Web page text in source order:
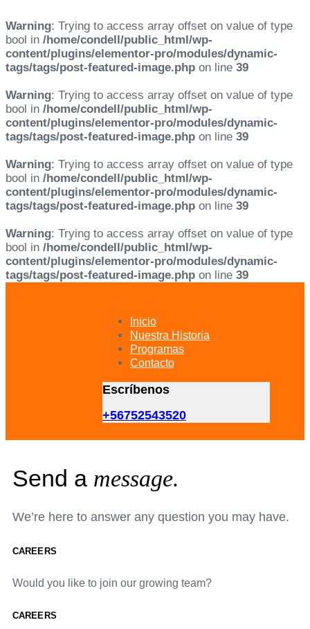
Warning: Trying to access array offset on value of type
bool in /home/condell/public_html/wp-
content/plugins/elementor-pro/modules/dynamic-
tags/tags/post-featured-image.php on line 39
Warning: Trying to access array offset on value of type
bool in /home/condell/public_html/wp-
content/plugins/elementor-pro/modules/dynamic-
tags/tags/post-featured-image.php on line 39
Warning: Trying to access array offset on value of type
bool in /home/condell/public_html/wp-
content/plugins/elementor-pro/modules/dynamic-
tags/tags/post-featured-image.php on line 39
Warning: Trying to access array offset on value of type
bool in /home/condell/public_html/wp-
content/plugins/elementor-pro/modules/dynamic-
tags/tags/post-featured-image.php on line 39
Inicio
Nuestra Historia
Programas
Contacto
Escríbenos
+56752543520
Send a message.
We’re here to answer any question you may have.
CAREERS
Would you like to join our growing team?
CAREERS